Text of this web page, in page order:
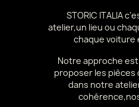
STORIC ITALIA
atelier,un lieu ou
chaque voiture
Notre approche
proposer les pièces
dans notre